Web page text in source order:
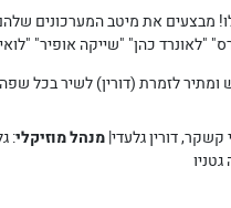
מבצעים את מיטב המערכונים
כהן" "שייקה אופיר"
ומתיר לזמרת (דורין) לשיר
קשקר, דורין גלעדי|מנהל מוזיקלי: